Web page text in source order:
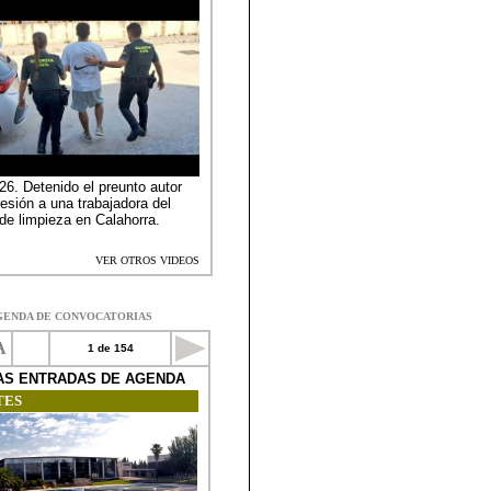
DE CONVOCATORIAS